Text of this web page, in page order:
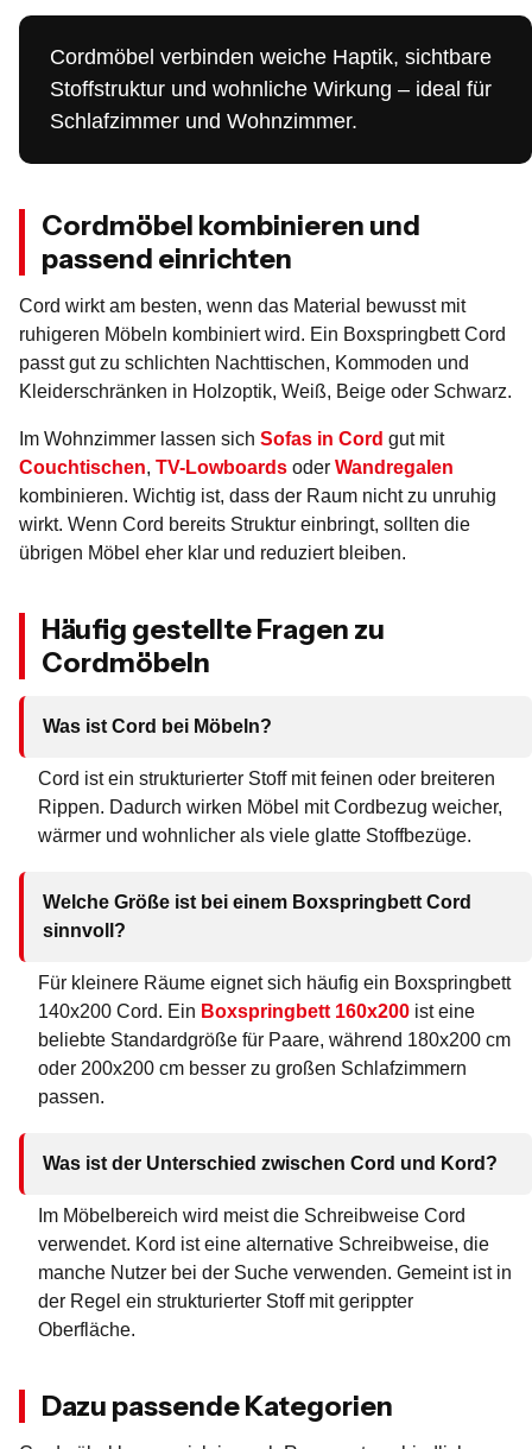
Cordmöbel verbinden weiche Haptik, sichtbare
Stoffstruktur und wohnliche Wirkung – ideal für
Schlafzimmer und Wohnzimmer.
Cordmöbel kombinieren und
passend einrichten
Cord wirkt am besten, wenn das Material bewusst mit
ruhigeren Möbeln kombiniert wird. Ein Boxspringbett Cord
passt gut zu schlichten Nachttischen, Kommoden und
Kleiderschränken in Holzoptik, Weiß, Beige oder Schwarz.
Im Wohnzimmer lassen sich Sofas in Cord gut mit
Couchtischen, TV-Lowboards oder Wandregalen
kombinieren. Wichtig ist, dass der Raum nicht zu unruhig
wirkt. Wenn Cord bereits Struktur einbringt, sollten die
übrigen Möbel eher klar und reduziert bleiben.
Häufig gestellte Fragen zu
Cordmöbeln
Was ist Cord bei Möbeln?
Cord ist ein strukturierter Stoff mit feinen oder breiteren
Rippen. Dadurch wirken Möbel mit Cordbezug weicher,
wärmer und wohnlicher als viele glatte Stoffbezüge.
Welche Größe ist bei einem Boxspringbett Cord
sinnvoll?
Für kleinere Räume eignet sich häufig ein Boxspringbett
140x200 Cord. Ein Boxspringbett 160x200 ist eine
beliebte Standardgröße für Paare, während 180x200 cm
oder 200x200 cm besser zu großen Schlafzimmern
passen.
Was ist der Unterschied zwischen Cord und Kord?
Im Möbelbereich wird meist die Schreibweise Cord
verwendet. Kord ist eine alternative Schreibweise, die
manche Nutzer bei der Suche verwenden. Gemeint ist in
der Regel ein strukturierter Stoff mit gerippter
Oberfläche.
Dazu passende Kategorien